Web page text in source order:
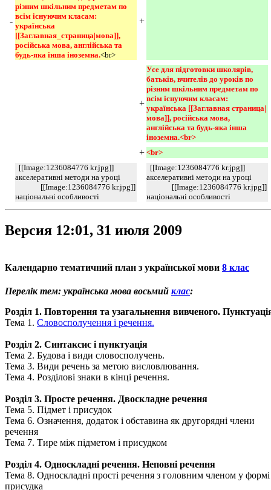
-
різним шкільним предметам по
всім існуючим класам:
українська
[[Заглавная_страница|мова]],
російська мова, англійська та
будь-яка інша іноземна.<br>
+
+
Усе для підготовки школярів,
батьків, вчителів до уроків по
різним шкільним предметам по
всім існуючим класам:
українська [[Заглавная страница|
мова]], російська мова,
англійська та будь-яка інша
іноземна.<br>
+ <br>
[[Image:1236084776 kr.jpg]]
акселеративні методи на уроці
[[Image:1236084776 kr.jpg]]
національні особливості
[[Image:1236084776 kr.jpg]]
акселеративні методи на уроці
[[Image:1236084776 kr.jpg]]
національні особливості
Версия 12:01, 31 июля 2009
Календарно тематичний план з української мови 8 клас
Перелік тем: українська мова восьмий клас:
Розділ 1. Повторення та узагальнення вивченого.
Тема 1. Словосполучення і речення.
Розділ 2. Синтаксис і пунктуація
Тема 2. Будова і види словосполучень.
Тема 3. Види речень за метою висловлювання.
Тема 4. Розділові знаки в кінці речення.
Розділ 3. Просте речення. Двоскладне речення
Тема 5. Підмет і присудок
Тема 6. Означення, додаток і обставина як другорядні члени
речення
Тема 7. Тире між підметом і присудком
Розділ 4. Односкладні речення. Неповні речення
Тема 8. Односкладні прості речення з головним членом у формі
присудка